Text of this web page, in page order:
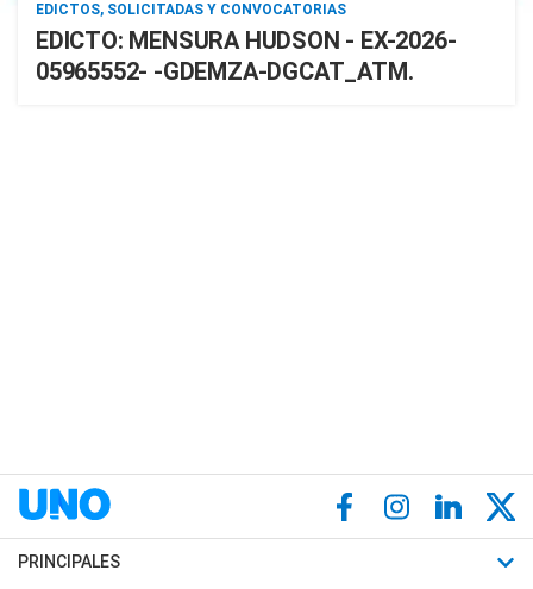
EDICTOS, SOLICITADAS Y CONVOCATORIAS
EDICTO: MENSURA HUDSON - EX-2026-
05965552- -GDEMZA-DGCAT_ATM.
PRINCIPALES